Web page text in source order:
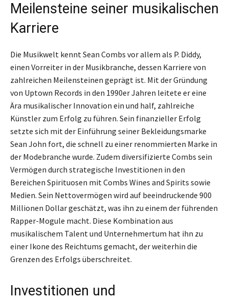
Meilensteine seiner musikalischen
Karriere
Die Musikwelt kennt Sean Combs vor allem als P. Diddy,
einen Vorreiter in der Musikbranche, dessen Karriere von
zahlreichen Meilensteinen geprägt ist. Mit der Gründung
von Uptown Records in den 1990er Jahren leitete er eine
Ära musikalischer Innovation ein und half, zahlreiche
Künstler zum Erfolg zu führen. Sein finanzieller Erfolg
setzte sich mit der Einführung seiner Bekleidungsmarke
Sean John fort, die schnell zu einer renommierten Marke in
der Modebranche wurde. Zudem diversifizierte Combs sein
Vermögen durch strategische Investitionen in den
Bereichen Spirituosen mit Combs Wines and Spirits sowie
Medien. Sein Nettovermögen wird auf beeindruckende 900
Millionen Dollar geschätzt, was ihn zu einem der führenden
Rapper-Mogule macht. Diese Kombination aus
musikalischem Talent und Unternehmertum hat ihn zu
einer Ikone des Reichtums gemacht, der weiterhin die
Grenzen des Erfolgs überschreitet.
Investitionen und